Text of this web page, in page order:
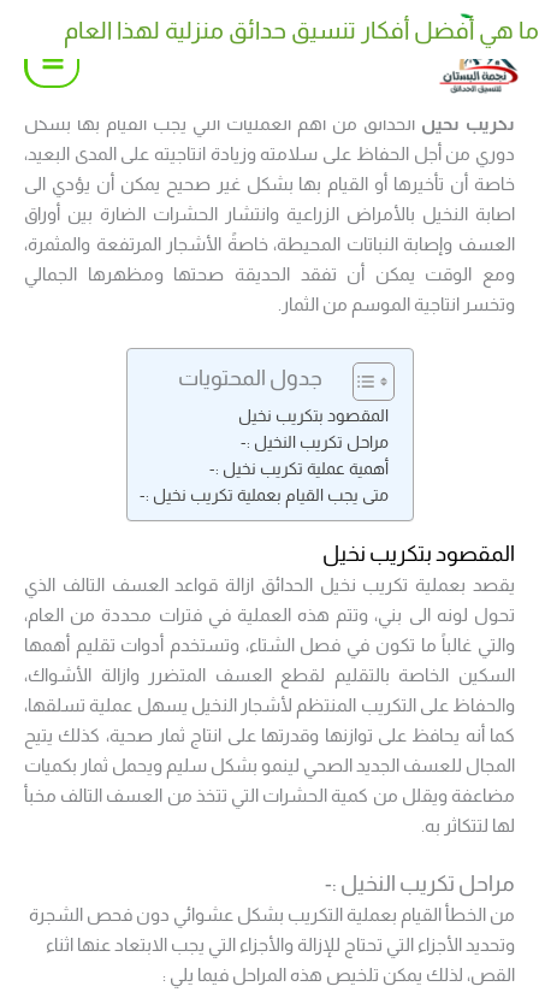
إلى
المحتوى
تكريب نخيل الحدائق من أهم العمليات التي يجب القيام بها بشكل
دوري من أجل الحفاظ على سلامته وزيادة انتاجيته على المدى البعيد،
خاصة أن تأخيرها أو القيام بها بشكل غير صحيح يمكن أن يؤدي الى
اصابة النخيل بالأمراض الزراعية وانتشار الحشرات الضارة بين أوراق
العسف وإصابة النباتات المحيطة، خاصةً الأشجار المرتفعة والمثمرة،
ومع الوقت يمكن أن تفقد الحديقة صحتها ومظهرها الجمالي
وتخسر انتاجية الموسم من الثمار.
جدول المحتويات
المقصود بتكريب نخيل
مراحل تكريب النخيل :-
أهمية عملية تكريب نخيل :-
متى يجب القيام بعملية تكريب نخيل :-
المقصود بتكريب نخيل
يقصد بعملية تكريب نخيل الحدائق ازالة قواعد العسف التالف الذي
تحول لونه الى بني، وتتم هذه العملية في فترات محددة من العام،
والتي غالباً ما تكون في فصل الشتاء، وتستخدم أدوات تقليم أهمها
السكين الخاصة بالتقليم لقطع العسف المتضرر وازالة الأشواك،
والحفاظ على التكريب المنتظم لأشجار النخيل يسهل عملية تسلقها،
كما أنه يحافظ على توازنها وقدرتها على انتاج ثمار صحية، كذلك يتيح
المجال للعسف الجديد الصحي لينمو بشكل سليم ويحمل ثمار بكميات
مضاعفة ويقلل من كمية الحشرات التي تتخذ من العسف التالف مخبأ
لها لتتكاثر به.
مراحل تكريب النخيل :-
من الخطأ القيام بعملية التكريب بشكل عشوائي دون فحص الشجرة
وتحديد الأجزاء التي تحتاج للإزالة والأجزاء التي يجب الابتعاد عنها اثناء
القص، لذلك يمكن تلخيص هذه المراحل فيما يلي :
كيف تختار نوع نوافير وشلالات منزلية مناسب لحديقتك
ما هي أفضل أفكار تنسيق حدائق منزلية لهذا العام